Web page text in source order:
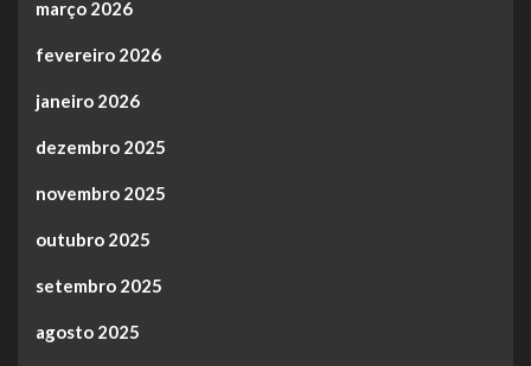
março 2026
fevereiro 2026
janeiro 2026
dezembro 2025
novembro 2025
outubro 2025
setembro 2025
agosto 2025